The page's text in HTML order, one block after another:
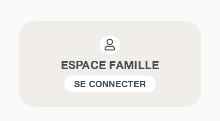
ESPACE FAMILLE
SE CONNECTER